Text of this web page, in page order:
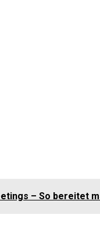
– So bereitet